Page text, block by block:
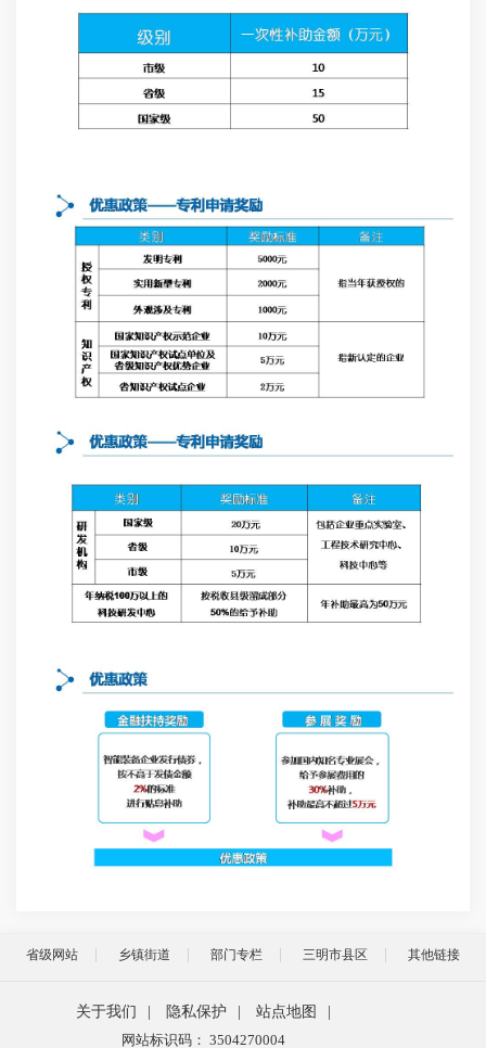
省级网站 乡镇街道 部门专栏 三明市县区 其他链接
关于我们 隐私保护 站点地图
网站标识码： 3504270004